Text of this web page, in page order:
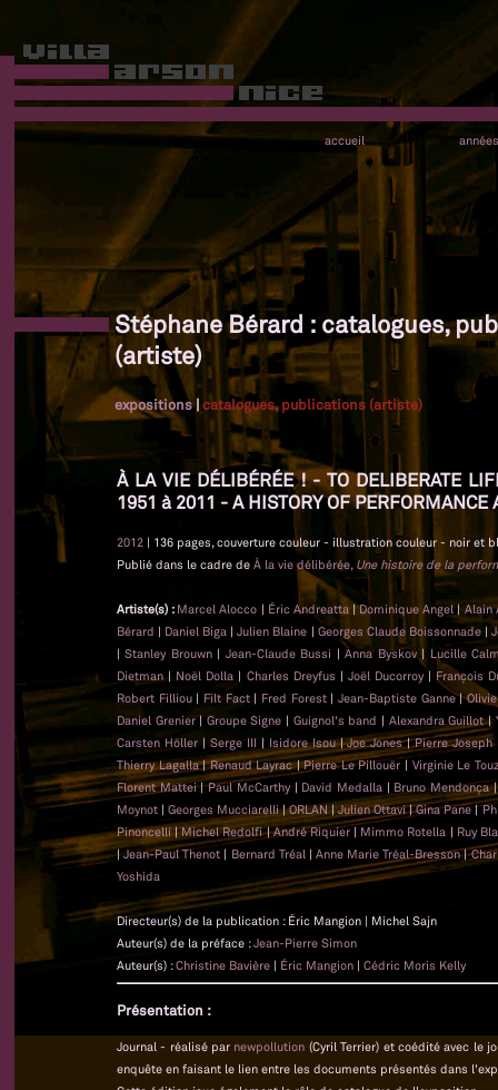
accueil années
Stéphane Bérard : catalogues,
(artiste)
expositions|catalogues, publications (artiste)
À LA VIE DÉLIBÉRÉE ! - TO DELIBERATE
1951 à 2011 - A HISTORY OF
2012 | 136 pages, couverture couleur - illustration couleur - noir et
Publié dans le cadre de À la vie délibérée, Une histoire de la
Artiste(s) : Marcel Alocco | Éric Andreatta|Dominique Angel|Alain
Bérard | Daniel Biga |Julien Blaine | Georges Claude Boissonnade|
|Stanley Brouwn| Jean-Claude Bussi |Anna Byskov| Lucille
Dietman| Noël Dolla | Charles Dreyfus | Joël Ducorroy| François
Robert Filliou| Filt Fact| Fred Forest| Jean-Baptiste Ganne|
Daniel Grenier|Groupe Signe | Guignol's band | Alexandra Guillot|
Carsten Höller| Serge III | Isidore Isou|Joe Jones|Pierre Joseph
Thierry Lagalla|Renaud Layrac|Pierre Le Pillouër | Virginie Le
Florent Mattei|Paul McCarthy| David Medalla | Bruno Mendonça
Moynot |Georges Mucciarelli|ORLAN|Julien Ottavi|Gina Pane|
Pinoncelli|Michel Redolfi|André Riquier| Mimmo Rotella | Ruy
|Jean-Paul Thenot | Bernard Tréal | Anne Marie Tréal-Bresson|
Yoshida
Directeur(s) de la publication : Éric Mangion | Michel Sajn
Auteur(s) de la préface :Jean-Pierre Simon
Auteur(s) :Christine Bavière | Éric Mangion | Cédric Moris Kelly
Présentation :
Journal - réalisé par newpollution (Cyril Terrier) et coédité avec le
enquête en faisant le lien entre les documents présentés dans